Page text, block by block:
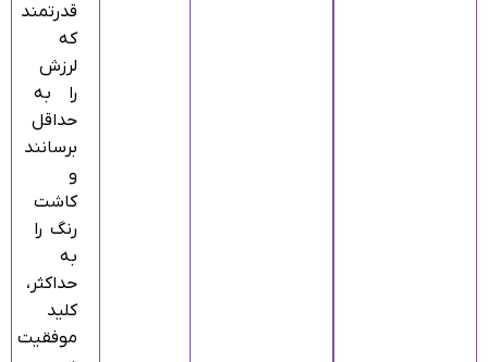
قدرتمند
که
لرزش
را به
حداقل
برسانند
و
کاشت
رنگ را
به
حداکثر،
کلید
موفقیت